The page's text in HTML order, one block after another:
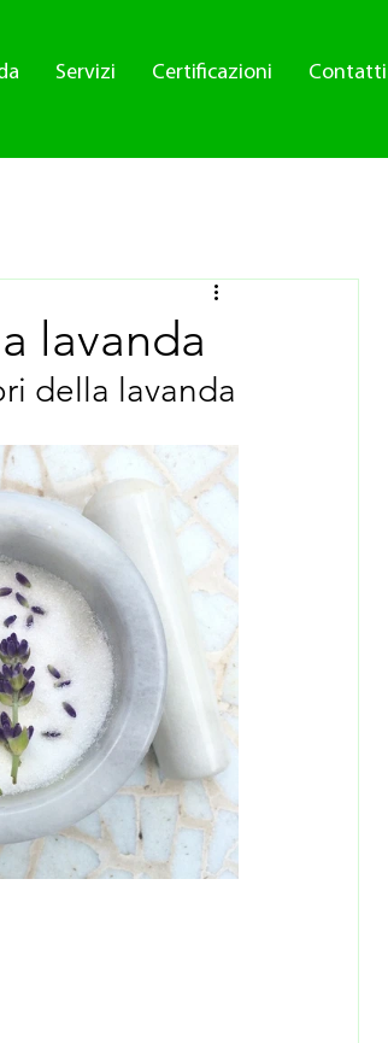
Servizi Certificazioni Contatti
lavanda
della lavanda